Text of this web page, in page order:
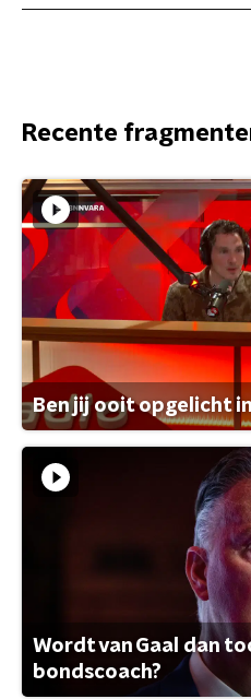
Recente
Ben jij ooit opgelicht
Wordt van Gaal dan
bondscoach?